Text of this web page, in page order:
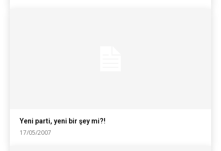
Yeni parti, yeni bir şey mi?!
17/05/2007